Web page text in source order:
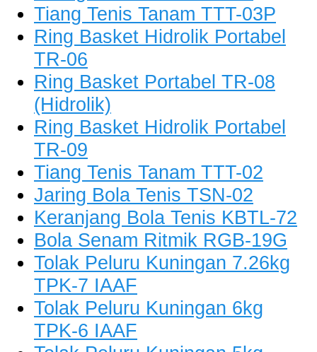
Tiang Tenis Tanam TTT-03P
Ring Basket Hidrolik Portabel
TR-06
Ring Basket Portabel TR-08
(Hidrolik)
Ring Basket Hidrolik Portabel
TR-09
Tiang Tenis Tanam TTT-02
Jaring Bola Tenis TSN-02
Keranjang Bola Tenis KBTL-72
Bola Senam Ritmik RGB-19G
Tolak Peluru Kuningan 7.26kg
TPK-7 IAAF
Tolak Peluru Kuningan 6kg
TPK-6 IAAF